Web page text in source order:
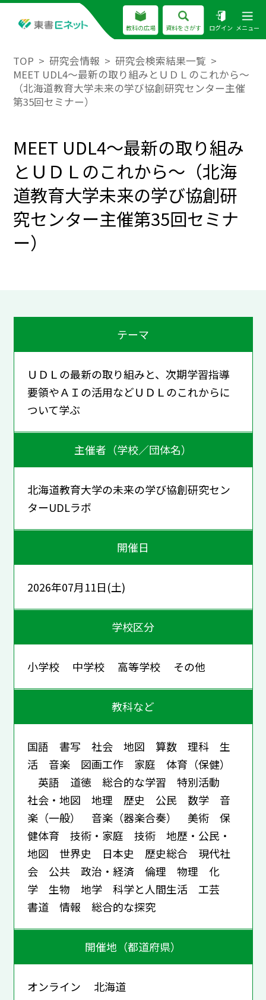
教科の広場 資料をさがす ログイン メニュー
TOP 研究会情報
研究会検索結果一覧
MEET UDL4〜最新の取り組みとＵＤＬのこれから〜
（北海道教育大学未来の学び協創研究センター主催
第35回セミナー）
MEET UDL4〜最新の取り組み
とＵＤＬのこれから〜（北海
道教育大学未来の学び協創研
究センター主催第35回セミナ
ー）
テーマ
ＵＤＬの最新の取り組みと、次期学習指導
要領やＡＩの活用などＵＤＬのこれからに
ついて学ぶ
主催者（学校／団体名）
北海道教育大学の未来の学び協創研究セン
ターUDLラボ
開催日
2026年07月11日(土)
学校区分
小学校 中学校 高等学校 その他
教科など
国語 書写 社会 地図 算数 理科 生
活 音楽 図画工作 家庭 体育（保健）
英語 道徳 総合的な学習 特別活動
社会・地図 地理 歴史 公民 数学 音
楽（一般） 音楽（器楽合奏） 美術 保
健体育 技術・家庭 技術 地歴・公民・
地図 世界史 日本史 歴史総合 現代社
会 公共 政治・経済 倫理 物理 化
学 生物 地学 科学と人間生活 工芸
書道 情報 総合的な探究
開催地（都道府県）
オンライン 北海道